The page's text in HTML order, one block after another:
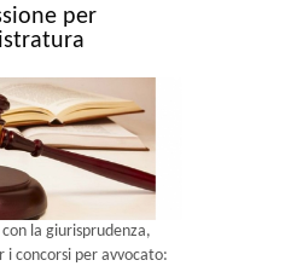
per
la giurisprudenza,
i concorsi per avvocato: